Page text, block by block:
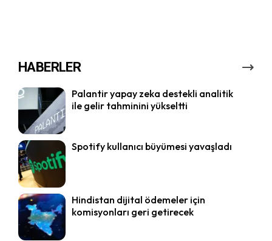
HABERLER
Palantir yapay zeka destekli analitik
ile gelir tahminini yükseltti
Spotify kullanıcı büyümesi yavaşladı
Hindistan dijital ödemeler için
komisyonları geri getirecek